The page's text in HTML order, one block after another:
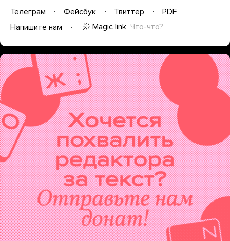
Телеграм Фейсбук Твиттер
PDF
Напишите нам
Magic link Что-что?